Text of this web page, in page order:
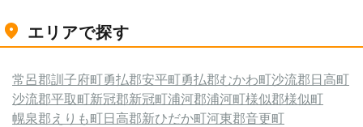
エリアで探す
常呂郡訓子府町勇払郡安平町勇払郡むかわ町沙流郡日高町
沙流郡平取町新冠郡新冠町浦河郡浦河町様似郡様似町
幌泉郡えりも町日高郡新ひだか町河東郡音更町